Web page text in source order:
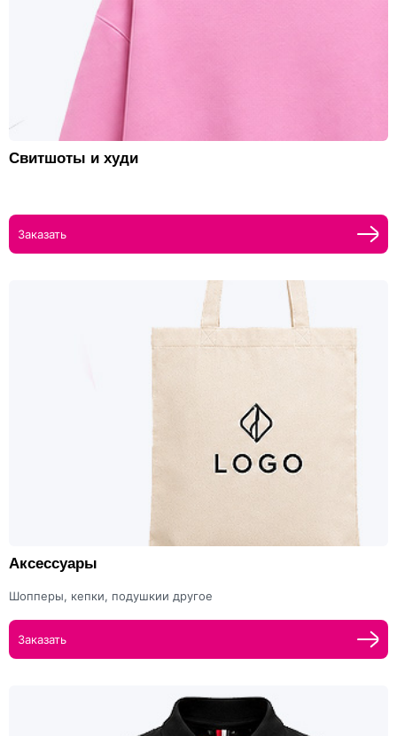
Свитшоты и худи
Заказать
Аксессуары
Шопперы, кепки, подушкии другое
Заказать